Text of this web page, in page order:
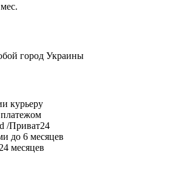
город Украины
курьеру
/Приват24
до 6 месяцев
месяцев